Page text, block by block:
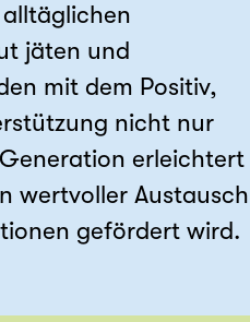
jäten und
mit dem Positiv,
nicht nur
erleichtert
wertvoller Austausch
gefördert wird.